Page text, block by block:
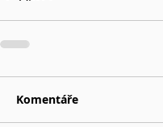
Komentáře